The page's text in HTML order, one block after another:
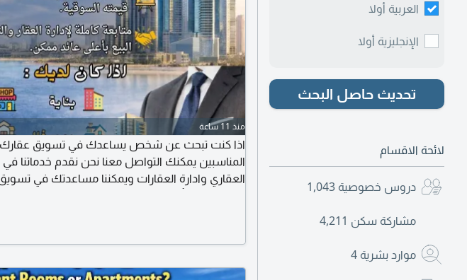
العربية أولا
الإنجليزية أولا
تحديث حاصل البحث
لائحة الاقسام
دروس خصوصية 1,043
مشاركة سكن 4,211
موارد بشرية 4
منذ 11 ساعة
اذا كنت تبحث عن شخص يساعدك في تسويق عقارك
المناسبين يمكنك التواصل معنا نحن نقدم خدماتنا
العقاري وادارة العقارات ويمكننا مساعدتك في
فعال. للتواصل